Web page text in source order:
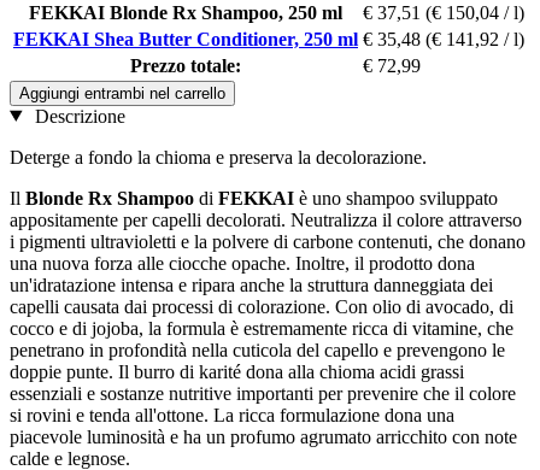
FEKKAI Blonde Rx Shampoo, 250 ml € 37,51 (€ 150,04 / l)
FEKKAI Shea Butter Conditioner, 250 ml € 35,48 (€ 141,92 / l)
Prezzo totale:
€ 72,99
Aggiungi entrambi nel carrello
Descrizione
Deterge a fondo la chioma e preserva la decolorazione.
Il Blonde Rx Shampoo di FEKKAI è uno shampoo sviluppato
appositamente per capelli decolorati. Neutralizza il colore attraverso
i pigmenti ultravioletti e la polvere di carbone contenuti, che donano
una nuova forza alle ciocche opache. Inoltre, il prodotto dona
un'idratazione intensa e ripara anche la struttura danneggiata dei
capelli causata dai processi di colorazione. Con olio di avocado, di
cocco e di jojoba, la formula è estremamente ricca di vitamine, che
penetrano in profondità nella cuticola del capello e prevengono le
doppie punte. Il burro di karité dona alla chioma acidi grassi
essenziali e sostanze nutritive importanti per prevenire che il colore
si rovini e tenda all'ottone. La ricca formulazione dona una
piacevole luminosità e ha un profumo agrumato arricchito con note
calde e legnose.